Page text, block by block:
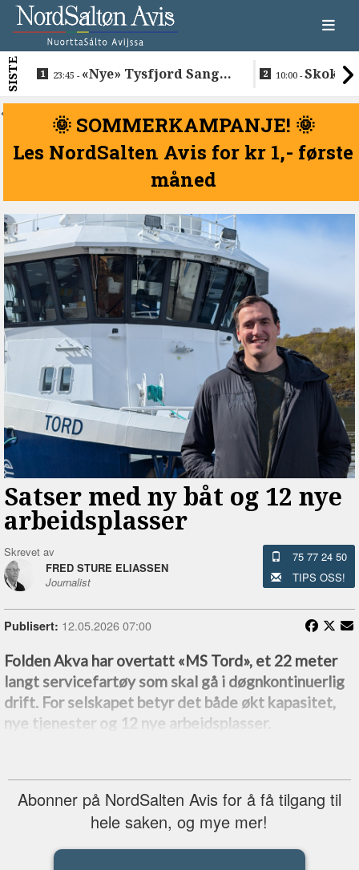
SISTE 23:45 - «Nye» Tysfjord Sang &
trommis
10:00 -
<
🌞 SOMMERKAMPANJE! 🌞
Les NordSalten Avis for kr 1,- første
måned
Satser med ny båt og 12 nye
arbeidsplasser
Skrevet av
FRED STURE ELIASSEN
Journalist
75 77 24 50
TIPS OSS!
Publisert: 12.05.2026 07:00
Folden Akva har overtatt «MS Tord», et 22 meter
langt servicefartøy som skal gå i døgnkontinuerlig
drift. For selskapet betyr det både økt kapasitet,
nye tjenester og 12 nye arbeidsplasser.
Abonner på NordSalten Avis for å få tilgang til
hele saken, og mye mer!